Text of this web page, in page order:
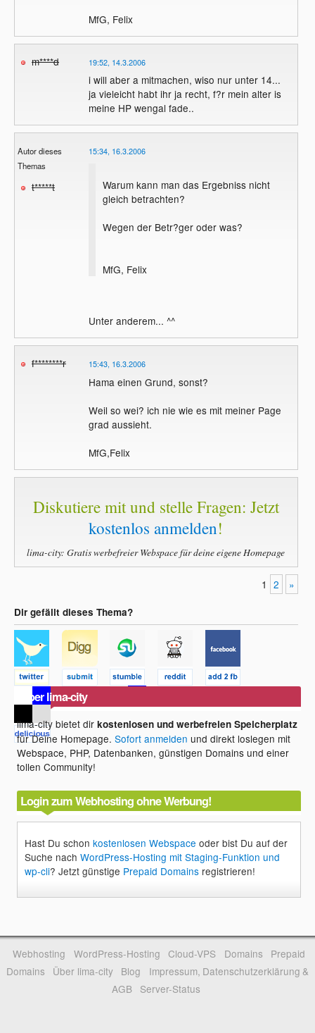
MfG, Felix
m****d 19:52, 14.3.2006
i will aber a mitmachen, wiso nur unter 14...
ja vieleicht habt ihr ja recht, f?r mein alter is
meine HP wengal fade..
Autor dieses
Themas
t*****t
15:34, 16.3.2006
Warum kann man das Ergebniss nicht
gleich betrachten?
Wegen der Betr?ger oder was?
MfG, Felix
Unter anderem... ^^
f********r 15:43, 16.3.2006
Hama einen Grund, sonst?
Weil so wei? ich nie wie es mit meiner Page
grad aussieht.
MfG,Felix
Diskutiere mit und stelle Fragen: Jetzt
kostenlos anmelden!
lima-city: Gratis werbefreier Webspace für deine eigene Homepage
1 2 »
Dir gefällt dieses Thema?
Über lima-city
lima-city bietet dirkostenlosen und werbefreien Speicherplatz
für Deine Homepage.Sofort anmelden und direkt loslegen mit
Webspace, PHP, Datenbanken, günstigen Domains und einer
tollen Community!
Login zum Webhosting ohne Werbung!
Hast Du schonkostenlosen Webspace oder bist Du auf der
Suche nachWordPress-Hosting mit Staging-Funktion und
wp-cli? Jetzt günstige Prepaid Domains registrieren!
Webhosting WordPress-Hosting Cloud-VPS Domains
Prepaid
Domains
Über lima-city Blog
Impressum, Datenschutzerklärung &
AGB
Server-Status